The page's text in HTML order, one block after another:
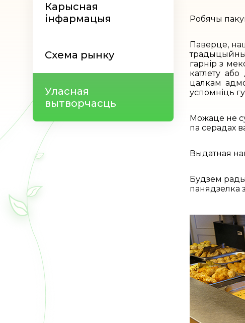
Карысная
інфармацыя
Схема рынку
Уласная
вытворчасць
Робячы
Паверце,
гарнір з
катлету
цалкам
успомніць
Можаце не
па серадах
Выдатная
Будзем
панядзелка